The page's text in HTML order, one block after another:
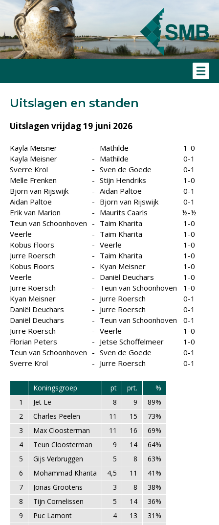
Uitslagen en standen
Uitslagen vrijdag 19 juni 2026
Kayla Meisner - Mathilde
1-0
Kayla Meisner
- Mathilde
0-1
Sverre Krol
- Sven de Goede
0-1
Melle Frenken
- Stijn Hendriks
1-0
Bjorn van Rijswijk
- Aidan Paltoe
0-1
Aidan Paltoe
- Bjorn van Rijswijk
0-1
Erik van Marion
- Maurits Caarls
½-½
Teun van Schoonhoven - Taim Kharita
1-0
Veerle
- Taim Kharita
1-0
Kobus Floors
- Veerle
1-0
Jurre Roersch
- Taim Kharita
1-0
Kobus Floors
- Kyan Meisner
1-0
Veerle
- Daniël Deuchars
1-0
Jurre Roersch
- Teun van Schoonhoven
1-0
Kyan Meisner
- Jurre Roersch
0-1
Daniël Deuchars
- Jurre Roersch
0-1
Daniël Deuchars
- Teun van Schoonhoven
0-1
Jurre Roersch
- Veerle
1-0
Florian Peters
- Jetse Schoffelmeer
1-0
Teun van Schoonhoven - Sven de Goede
0-1
Sverre Krol
- Jurre Roersch 0-1
Koningsgroep pt prt.
%
1
Jet Le 8 9
89%
2
Charles Peelen 11 15
73%
3
Max Cloosterman 11 16
69%
4
Teun Cloosterman 9 14
64%
5
Gijs Verbruggen 5 8
63%
6
Mohammad Kharita 4,5 11
41%
7
Jonas Grootens 3 8
38%
8
Tijn Cornelissen 5 14
36%
9
Puc Lamont 4 13
31%